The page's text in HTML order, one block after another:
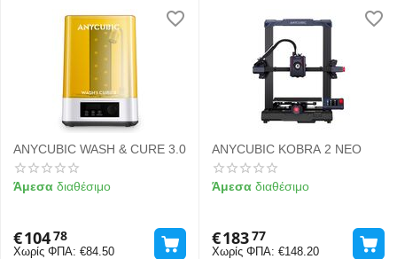
ANYCUBIC WASH & CURE 3.0
Άμεσα διαθέσιμο
€10478
Χωρίς ΦΠΑ: €84.50
ANYCUBIC KOBRA 2 NEO
Άμεσα διαθέσιμο
€18377
Χωρίς ΦΠΑ: €148.20